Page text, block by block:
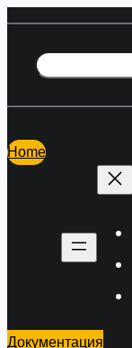
содержимому
Поиск
Home
Документация